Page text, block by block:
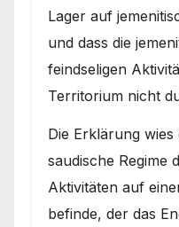
Lager auf
und dass die
feindseligen
Territorium nicht
Die Erklärung
saudische Regime
Aktivitäten auf
befinde, der das